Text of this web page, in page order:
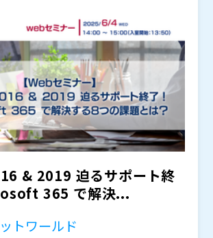
化にも対応。導入事例を交えて、PoCか
用フェーズまでの具体的なプロセスと得
しく解説します。Windows10からの移
ている方、あるいは攻めのIT環境構築に
は、ぜひご参加ください。
（
）
力、講演企業は将来的に追加、削除さ
ります。
& 2019 迫るサポート終
365 で解決...
トワールド